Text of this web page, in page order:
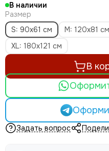
В наличии
Размер
S: 90x61 см
M: 120x81 см
XL: 180x121 см
В
Задать вопрос